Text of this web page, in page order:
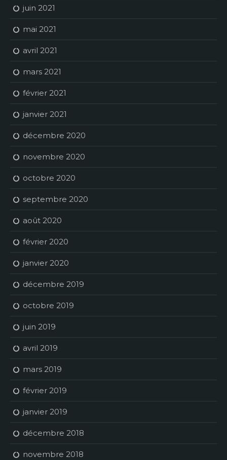
juin 2021
mai 2021
avril 2021
mars 2021
février 2021
janvier 2021
décembre 2020
novembre 2020
octobre 2020
septembre 2020
août 2020
février 2020
janvier 2020
décembre 2019
octobre 2019
juin 2019
avril 2019
mars 2019
février 2019
janvier 2019
décembre 2018
novembre 2018